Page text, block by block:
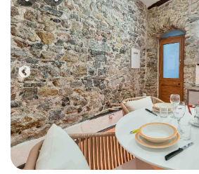
Previous